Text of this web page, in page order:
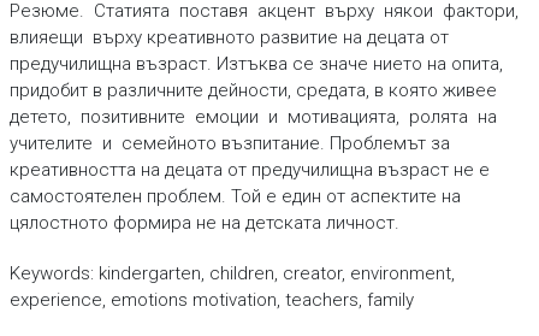
Резюме. Статията поставя акцент върху някои фактори,
влияещи върху креативното развитие на децата от
предучилищна възраст. Изтъква се значе нието на опита,
придобит в различните дейности, средата, в която живее
детето, позитивните емоции и мотивацията, ролята на
учителите и семейното възпитание. Проблемът за
креативността на децата от предучилищна възраст не е
самостоятелен проблем. Той е един от аспектите на
цялостното формира не на детската личност.
Keywords: kindergarten, children, creator, environment,
experience, emotions motivation, teachers, family